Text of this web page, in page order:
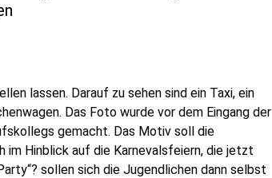
lassen. Darauf zu sehen sind ein Taxi, ein
Das Foto wurde vor dem Eingang der
gemacht. Das Motiv soll die
im Hinblick auf die Karnevalsfeiern, die jetzt
sollen sich die Jugendlichen dann selbst